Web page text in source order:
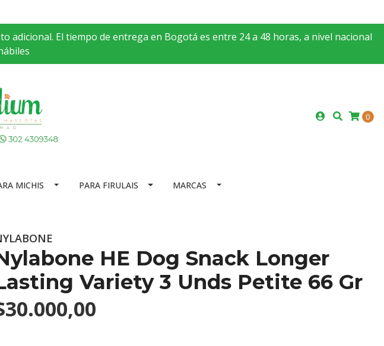
adicional. El tiempo de entrega en Bogotá es entre 24 a 48 horas, a nivel nacional
0
MICHIS PARA FIRULAIS MARCAS
HE Dog Snack Longer
Variety 3 Unds Petite 66 Gr